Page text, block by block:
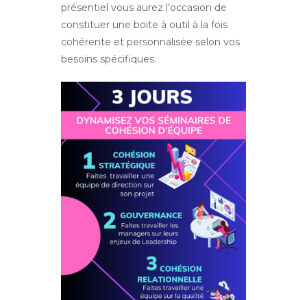
présentiel vous aurez l’occasion de
constituer une boite à outil à la fois
cohérente et personnalisée selon vos
besoins spécifiques.